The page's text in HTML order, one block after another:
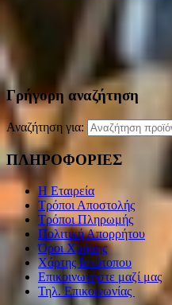
Γρήγορη αναζήτηση
Αναζήτηση για:
ΠΛΗΡΟΦΟΡΙΕΣ
Η Εταιρεία
Τρόποι Αποστολής
Τρόποι Πληρωμής
Πολιτική Απορρήτου
Όροι Χρήσης
Χάρτης Ιστότοπου
Επικοινωνήστε μαζί μας
Τηλ. Επικοινωνίας